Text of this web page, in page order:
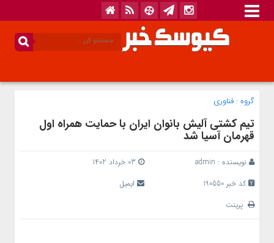
گروه : فناوری
تیم کشتی آلیش بانوان ایران با حمایت همراه اول
قهرمان آسیا شد
نویسنده : admin
کد خبر 190550
ایمیل
پرینت